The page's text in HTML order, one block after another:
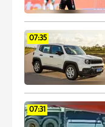
07:35
07:31